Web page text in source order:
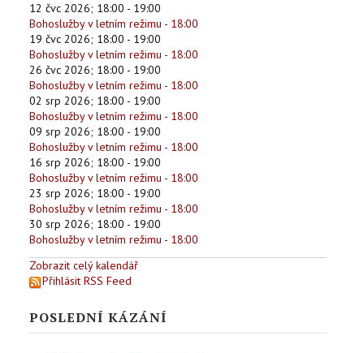
12 čvc 2026; 18:00 - 19:00
Bohoslužby v letním režimu - 18:00
19 čvc 2026; 18:00 - 19:00
Bohoslužby v letním režimu - 18:00
26 čvc 2026; 18:00 - 19:00
Bohoslužby v letním režimu - 18:00
02 srp 2026; 18:00 - 19:00
Bohoslužby v letním režimu - 18:00
09 srp 2026; 18:00 - 19:00
Bohoslužby v letním režimu - 18:00
16 srp 2026; 18:00 - 19:00
Bohoslužby v letním režimu - 18:00
23 srp 2026; 18:00 - 19:00
Bohoslužby v letním režimu - 18:00
30 srp 2026; 18:00 - 19:00
Bohoslužby v letním režimu - 18:00
Zobrazit celý kalendář
Přihlásit RSS Feed
POSLEDNÍ KÁZÁNÍ